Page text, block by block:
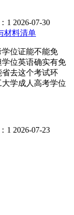
1 2026-07-30
材料清单
位证能不能免
位英语确实有免
去这个考试环
学成人高考学位
1 2026-07-23